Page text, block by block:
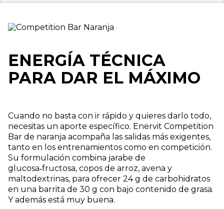
ENERGÍA TÉCNICA
PARA DAR EL MÁXIMO
Cuando no basta con ir rápido y quieres darlo todo,
necesitas un aporte específico. Enervit Competition
Bar de naranja acompaña las salidas más exigentes,
tanto en los entrenamientos como en competición.
Su formulación combina jarabe de
glucosa‑fructosa, copos de arroz, avena y
maltodextrinas, para ofrecer 24 g de carbohidratos
en una barrita de 30 g con bajo contenido de grasa.
Y además está muy buena.